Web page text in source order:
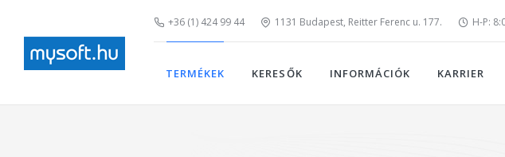
+36 (1) 424 99 44 1131 Budapest, Reitter Ferenc u. 177. H-P:
TERMÉKEK KERESŐK INFORMÁCIÓK KARRIER